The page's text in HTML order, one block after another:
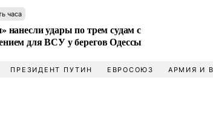
часа
нанесли удары по трем судам с
для ВСУ у берегов Одессы
ПРЕЗИДЕНТ ПУТИН ЕВРОСОЮЗ АРМИЯ И